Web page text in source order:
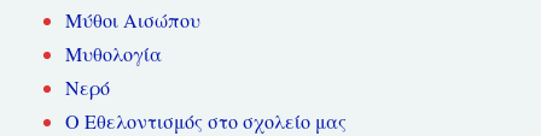
Μύθοι Αισώπου
Μυθολογία
Νερό
Ο Εθελοντισμός στο σχολείο μας